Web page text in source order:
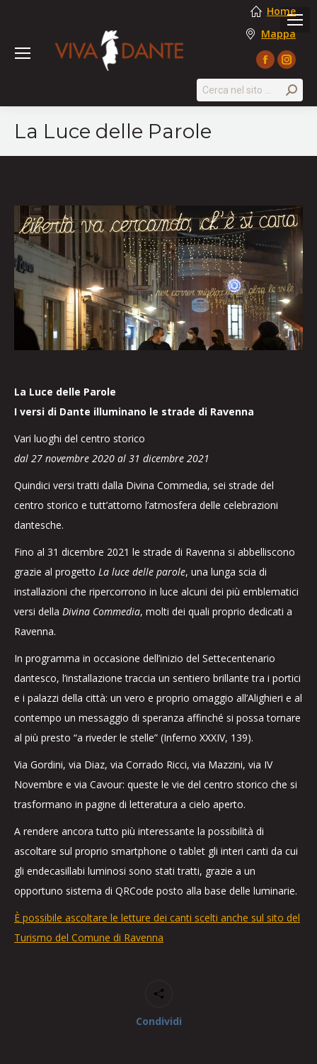
Home
Mappa
Facebook
opens
window
page
opens
Search:
La Luce delle Parole
La Luce delle Parole
I versi di Dante illuminano le strade di Ravenna
Vari luoghi del centro storico
dal 27 novembre 2020 al 31 dicembre 2021
Quindici versi tratti dalla Divina Commedia, sei strade del
centro storico e tutt’attorno l’atmosfera delle celebrazioni
dantesche.
Fino al 31 dicembre 2021 le strade di Ravenna si abbelliscono
grazie al progetto La luce delle parole, una lunga scia di
installazioni che ripercorrono in luce alcuni dei più emblematici
versi della Divina Commedia, molti dei quali proprio dedicati a
Ravenna.
In programma in occasione dell’inizio del Settecentenario
dantesco, l’installazione traccia un sentiero brillante tra i portici
e i palazzi della città: un vero e proprio omaggio all’Alighieri e al
contempo un messaggio di speranza affinché si possa tornare
al più presto “a riveder le stelle” (Inferno XXXIV, 139).
Via Gordini, via Diaz, via Corrado Ricci, via Mazzini, via IV
Novembre e via Cavour: queste le vie del centro storico che si
trasformano in pagine di letteratura a cielo aperto.
A rendere ancora tutto più interessante la possibilità di
ascoltare sul proprio smartphone o tablet gli interi canti da cui
gli endecasillabi luminosi sono stati tratti, grazie a un
opportuno sistema di QRCode posto alla base delle luminarie.
È possibile ascoltare le letture dei canti scelti anche sul sito del
Turismo del Comune di Ravenna
Condividi